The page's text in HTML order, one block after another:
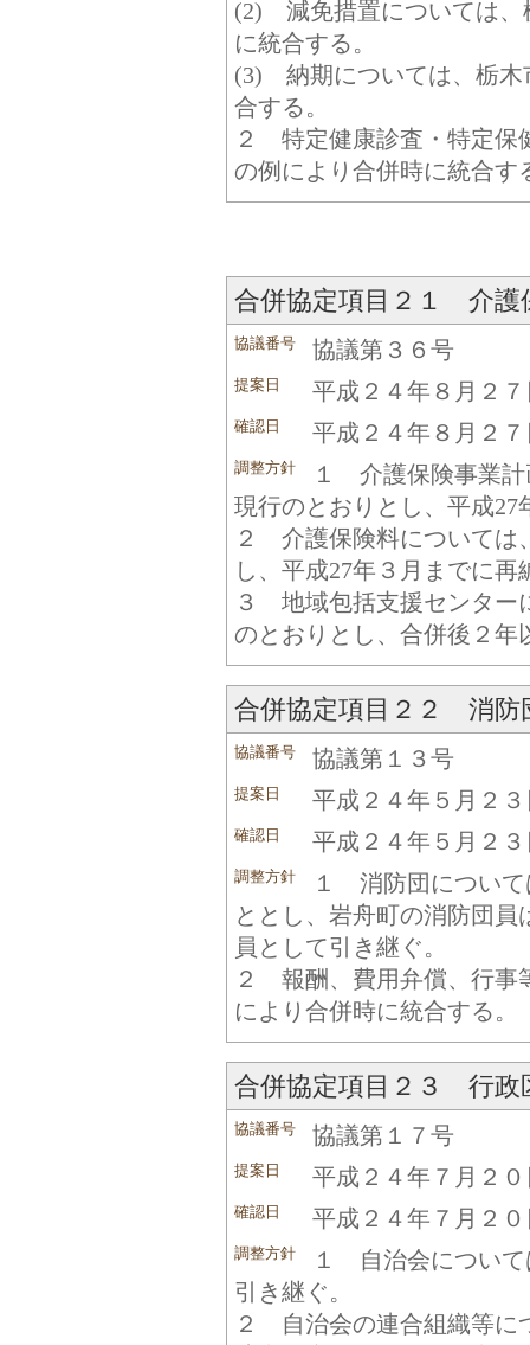
(2) 減免措置については、
に統合する。
(3) 納期については、栃木
合する。
２ 特定健康診査・特定保
の例により合併時に統合す
合併協定項目２１ 介護
協議番号 協議第３６号
提案日 平成２４年８月２７
確認日 平成２４年８月２７
調整方針
１ 介護保険事業計
現行のとおりとし、平成27
２ 介護保険料については
し、平成27年３月までに再
３ 地域包括支援センター
のとおりとし、合併後２年
合併協定項目２２ 消防
協議番号 協議第１３号
提案日 平成２４年５月２３
確認日 平成２４年５月２３
調整方針
１ 消防団について
ととし、岩舟町の消防団
員として引き継ぐ。
２ 報酬、費用弁償、行事
により合併時に統合する。
合併協定項目２３ 行政
協議番号 協議第１７号
提案日 平成２４年７月２０
確認日 平成２４年７月２０
調整方針
１ 自治会について
引き継ぐ。
２ 自治会の連合組織等に